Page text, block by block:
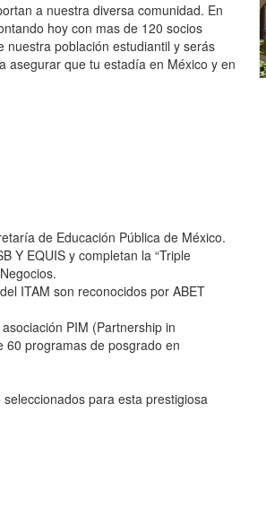
a nuestra diversa comunidad. En
hoy con mas de 120 socios
población estudiantil y serás
asegurar que tu estadía en México y en
de Educación Pública de México.
Y EQUIS y completan la “Triple
ITAM son reconocidos por ABET
PIM (Partnership in
60 programas de posgrado en
para esta prestigiosa